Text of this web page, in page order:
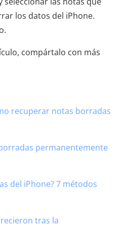
los datos del iPhone.
compártalo con más
recuperar notas borradas
permanentemente
del iPhone? 7 métodos
tras la